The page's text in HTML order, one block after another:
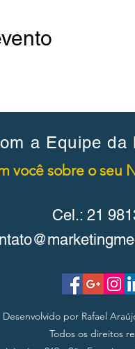
a Equipe
você sobre o seu
Cel.: 21
Desenvolvido por Rafael
Todos os direitos